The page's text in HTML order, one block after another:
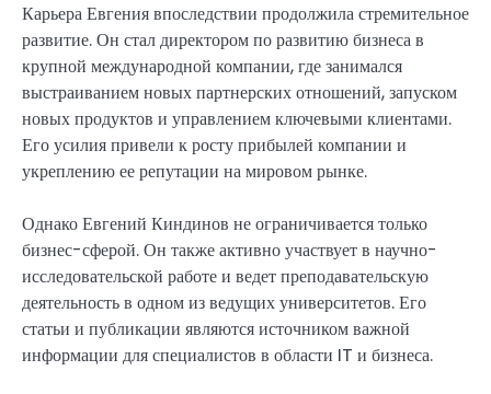
Карьера Евгения впоследствии продолжила стремительное
развитие. Он стал директором по развитию бизнеса в
крупной международной компании, где занимался
выстраиванием новых партнерских отношений, запуском
новых продуктов и управлением ключевыми клиентами.
Его усилия привели к росту прибылей компании и
укреплению ее репутации на мировом рынке.
Однако Евгений Киндинов не ограничивается только
бизнес-сферой. Он также активно участвует в научно-
исследовательской работе и ведет преподавательскую
деятельность в одном из ведущих университетов. Его
статьи и публикации являются источником важной
информации для специалистов в области IT и бизнеса.